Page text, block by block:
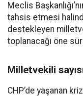
Meclis
tahsis etmesi
destekleyen
toplanacağı öne
Milletvekili
CHP’de yaşanan